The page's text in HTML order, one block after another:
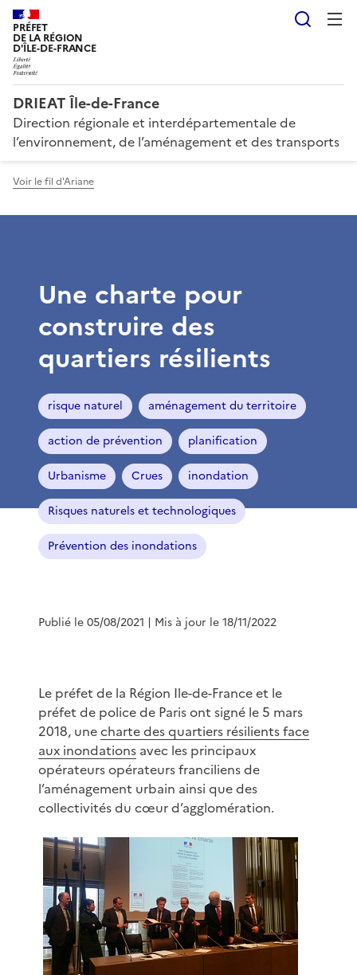
PRÉFET
DE LA RÉGION
D'ÎLE-DE-FRANCE
DRIEAT Île-de-France
Direction régionale et interdépartementale de
l’environnement, de l’aménagement et des transports
Voir le fil d'Ariane
Une charte pour
construire des
quartiers résilients
risque naturel aménagement du territoire
action de prévention planification
Urbanisme Crues inondation
Risques naturels et technologiques
Prévention des inondations
Publié le 05/08/2021 | Mis à jour le 18/11/2022
Le préfet de la Région Ile-de-France et le
préfet de police de Paris ont signé le 5 mars
2018, unecharte des quartiers résilients face
aux inondations avec les principaux
opérateurs opérateurs franciliens de
l’aménagement urbain ainsi que des
collectivités du cœur d’agglomération.